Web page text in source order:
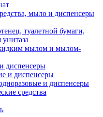
мыло и диспенсеры
туалетной бумаги,
мылом и мылом-
диспенсеры
и диспенсеры
и диспенсеры
средства